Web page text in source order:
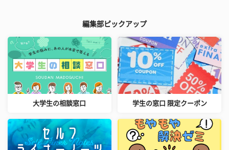
編集部ピックアップ
大学生の相談窓口 学生の窓口 限定クーポン